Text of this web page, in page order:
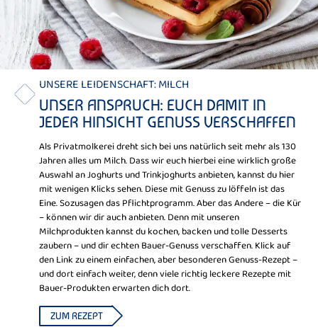
UNSERE LEIDENSCHAFT: MILCH
UNSER ANSPRUCH: EUCH DAMIT IN
JEDER HINSICHT GENUSS VERSCHAFFEN
Als Privatmolkerei dreht sich bei uns natürlich seit mehr als 130
Jahren alles um Milch. Dass wir euch hierbei eine wirklich große
Auswahl an Joghurts und Trinkjoghurts anbieten, kannst du hier
mit wenigen Klicks sehen. Diese mit Genuss zu löffeln ist das
Eine. Sozusagen das Pflichtprogramm. Aber das Andere – die Kür
– können wir dir auch anbieten. Denn mit unseren
Milchprodukten kannst du kochen, backen und tolle Desserts
zaubern – und dir echten Bauer-Genuss verschaffen. Klick auf
den Link zu einem einfachen, aber besonderen Genuss-Rezept –
und dort einfach weiter, denn viele richtig leckere Rezepte mit
Bauer-Produkten erwarten dich dort.
ZUM REZEPT